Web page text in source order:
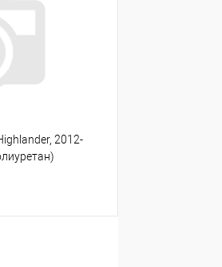
Сравнение
В наличии
2012-